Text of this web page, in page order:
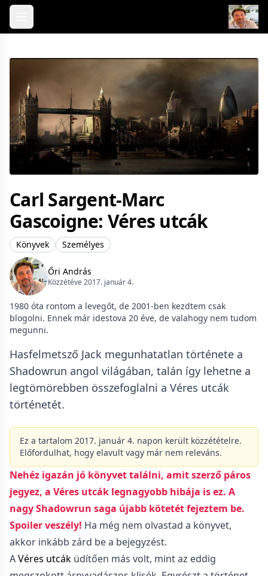
Skip to content
Carl Sargent-Marc
Gascoigne: Véres utcák
Könyvek Személyes
Őri András
Közzétéve 2017. január 4.
1980 óta rontom a levegőt, de 2001-ben kezdtem csak
blogolni. Ennek már idestova 20 éve, de valahogy nem tudom
megunni.
Hasfelmetsző Jack megunhatatlan története a
Shadowrun angol világában, talán így lehetne a
legtömörebben összefoglalni a Véres utcák
történetét.
Ez a tartalom 2017. január 4. napon került közzétételre.
Előfordulhat, hogy elavult vagy már nem releváns.
Nehéz igazán jó könyvet találni, amit szerző páros
jegyez, a Véres utcák legnagyobb hibája is ez. A
nagy Shadowrun saga újabb kötetét fejeztem be.
Spoiler veszély! Ha még nem olvastad a könyvet,
akkor inkább zárd be a bejegyzést.
AVéres utcák üdítően más volt, mint az eddig